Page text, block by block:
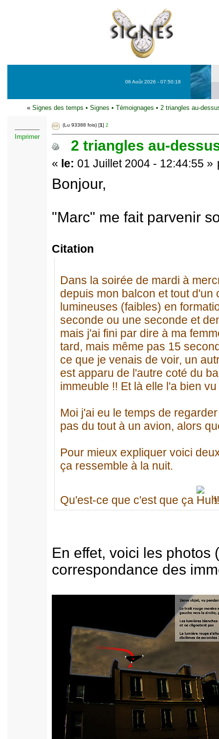
06 Août 2026 - 07:50:18
« Signes des temps • Signes • Témoignages • 2 triangles au-
Imprimer
(Lu 93388 fois) [1] 2
2 triangles au-
« le: 01 Juillet 2004 - 12:44:55 »
Bonjour,
"Marc" me fait parvenir
Citation
Dans la soirée de mardi à
depuis mon balcon et tout
lumineuses (faibles) en
seconde ou une seconde et
mais j'ai fini par dire à ma
tard, mais même pas 15
ce que je venais de voir, un
est apparu de l'autre coté du
immeuble !! Et là elle l'a bien
Moi j'ai eu le temps de
pas du tout à un avion, alors
Pour mieux expliquer voici
ça ressemble à la nuit.
Qu'est-ce que c'est que ça
En effet, voici les photos
correspondance des